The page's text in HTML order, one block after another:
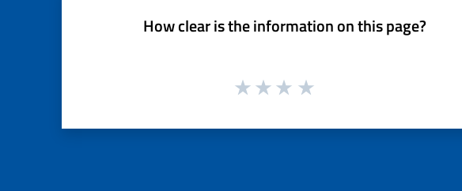
How clear is the information on this page?